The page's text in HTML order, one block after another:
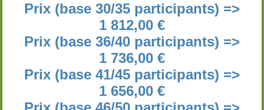
Prix (base 30/35 participants) =>
1 812,00 €
Prix (base 36/40 participants) =>
1 736,00 €
Prix (base 41/45 participants) =>
1 656,00 €